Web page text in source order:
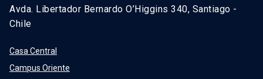
Avda. Libertador Bernardo O’Higgins 340, Santiago -
Chile
Casa Central
Campus Oriente